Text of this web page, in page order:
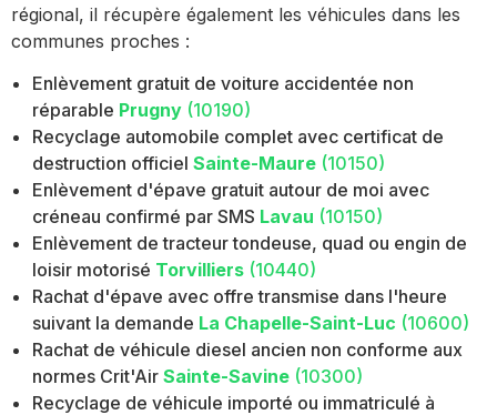
régional, il récupère également les véhicules dans les
communes proches :
Enlèvement gratuit de voiture accidentée non
réparable Prugny (10190)
Recyclage automobile complet avec certificat de
destruction officiel Sainte-Maure (10150)
Enlèvement d'épave gratuit autour de moi avec
créneau confirmé par SMS Lavau (10150)
Enlèvement de tracteur tondeuse, quad ou engin de
loisir motorisé Torvilliers (10440)
Rachat d'épave avec offre transmise dans l'heure
suivant la demande La Chapelle-Saint-Luc (10600)
Rachat de véhicule diesel ancien non conforme aux
normes Crit'Air Sainte-Savine (10300)
Recyclage de véhicule importé ou immatriculé à